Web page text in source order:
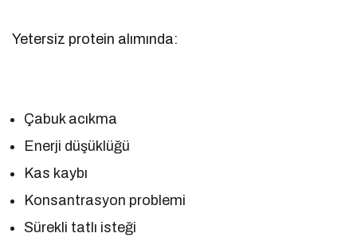
Yetersiz protein alımında:
Çabuk acıkma
Enerji düşüklüğü
Kas kaybı
Konsantrasyon problemi
Sürekli tatlı isteği